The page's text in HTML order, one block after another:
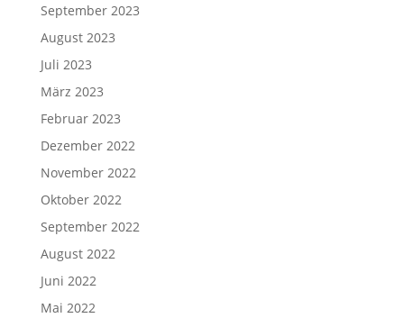
September 2023
August 2023
Juli 2023
März 2023
Februar 2023
Dezember 2022
November 2022
Oktober 2022
September 2022
August 2022
Juni 2022
Mai 2022